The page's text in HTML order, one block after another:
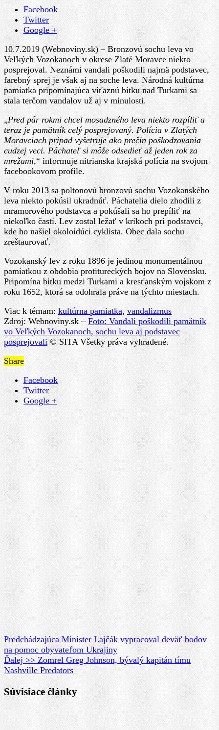
pamätník
vo
Veľkých
Vozokanoch,
sochu
leva
aj
podstavec
posprejovali
Facebook
Twitter
Google +
10.7.2019 (Webnoviny.sk) – Bronzovú sochu leva vo
Veľkých Vozokanoch v okrese Zlaté Moravce niekto
posprejoval. Neznámi vandali poškodili najmä podstavec,
farebný sprej je však aj na soche leva. Národná kultúrna
pamiatka pripomínajúca víťaznú bitku nad Turkami sa
stala terčom vandalov už aj v minulosti.
„Pred pár rokmi chcel mosadzného leva niekto rozpíliť a
teraz je pamätník celý posprejovaný. Polícia v Zlatých
Moravciach prípad vyšetruje ako prečin poškodzovania
cudzej veci. Páchateľ si môže odsedieť až jeden rok za
mrežami,“ informuje nitrianska krajská polícia na svojom
facebookovom profile.
V roku 2013 sa poltonovú bronzovú sochu Vozokanského
leva niekto pokúsil ukradnúť. Páchatelia dielo zhodili z
mramorového podstavca a pokúšali sa ho prepíliť na
niekoľko častí. Lev zostal ležať v kríkoch pri podstavci,
kde ho našiel okoloidúci cyklista. Obec dala sochu
zreštaurovať.
Vozokanský lev z roku 1896 je jedinou monumentálnou
pamiatkou z obdobia protitureckých bojov na Slovensku.
Pripomína bitku medzi Turkami a kresťanským vojskom z
roku 1652, ktorá sa odohrala práve na týchto miestach.
Viac k témam:kultúrna pamiatka, vandalizmus
Zdroj: Webnoviny.sk – Foto: Vandali poškodili pamätník
vo Veľkých Vozokanoch, sochu leva aj podstavec
posprejovali © SITA Všetky práva vyhradené.
Share
Facebook
Twitter
Google +
PredchádzajúcaMinister Lajčák vypracoval deväť bodov
na pomoc obyvateľom Ukrajiny
Ďalej >> Zomrel Greg Johnson, bývalý kapitán tímu
Nashville Predators
Súvisiace články